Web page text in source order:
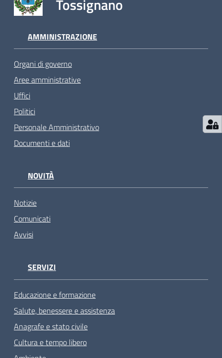
Tossignano
AMMINISTRAZIONE
Organi di governo
Aree amministrative
Uffici
Politici
Personale Amministrativo
Documenti e dati
NOVITÀ
Notizie
Comunicati
Avvisi
SERVIZI
Educazione e formazione
Salute, benessere e assistenza
Anagrafe e stato civile
Cultura e tempo libero